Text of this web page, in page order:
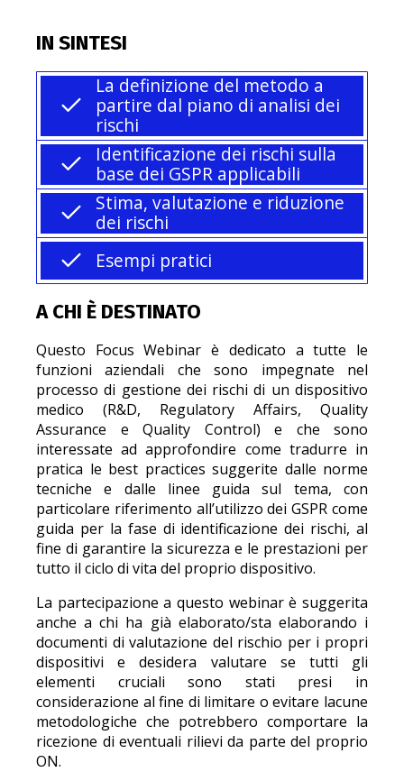
IN SINTESI
La definizione del metodo a
partire dal piano di analisi dei
rischi
Identificazione dei rischi sulla
base dei GSPR applicabili
Stima, valutazione e riduzione
dei rischi
Esempi pratici
A CHI È DESTINATO
Questo Focus Webinar è dedicato a tutte le
funzioni aziendali che sono impegnate nel
processo di gestione dei rischi di un dispositivo
medico (R&D, Regulatory Affairs, Quality
Assurance e Quality Control) e che sono
interessate ad approfondire come tradurre in
pratica le best practices suggerite dalle norme
tecniche e dalle linee guida sul tema, con
particolare riferimento all’utilizzo dei GSPR come
guida per la fase di identificazione dei rischi, al
fine di garantire la sicurezza e le prestazioni per
tutto il ciclo di vita del proprio dispositivo.
La partecipazione a questo webinar è suggerita
anche a chi ha già elaborato/sta elaborando i
documenti di valutazione del rischio per i propri
dispositivi e desidera valutare se tutti gli
elementi cruciali sono stati presi in
considerazione al fine di limitare o evitare lacune
metodologiche che potrebbero comportare la
ricezione di eventuali rilievi da parte del proprio
ON.